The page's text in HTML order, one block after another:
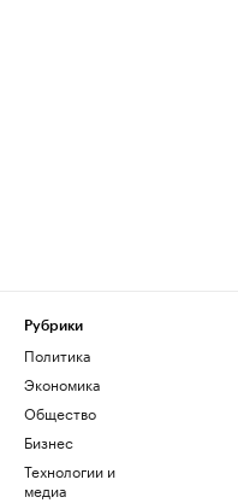
Рубрики
Политика
Экономика
Общество
Бизнес
Технологии и
медиа